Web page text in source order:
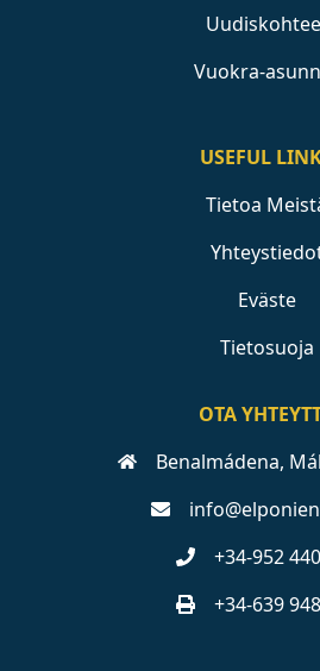
Vuokra-
USEFUL
Tietoa
Eväste
Tietosuoja
OTA
Benalmádena,
+34-952
+34-639